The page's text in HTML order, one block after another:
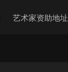
艺术家资助地址